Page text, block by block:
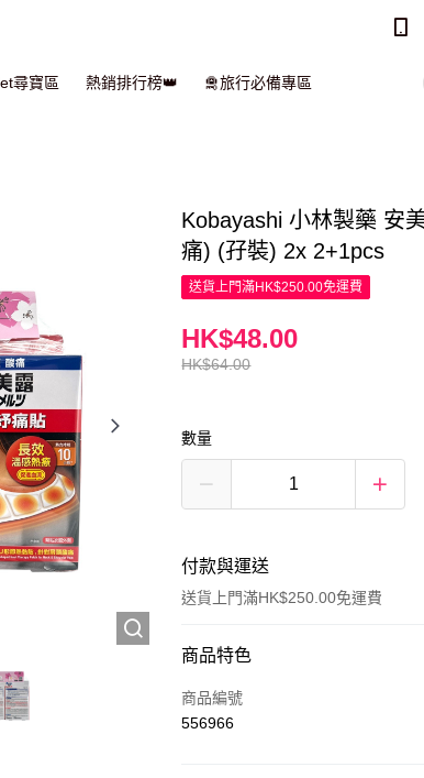
尋寶區 熱銷排行榜👑 🛅旅行必備專區
Kobayashi 小林製藥 安
痛) (孖裝) 2x 2+1pcs
送貨上門滿HK$250.00免運費
HK$64.00
HK$48.00
數量
付款與運送
送貨上門滿HK$250.00免運費
付款方式
信用卡
商品特色
商品編號
556966